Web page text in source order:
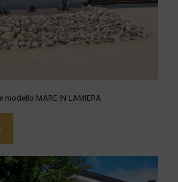
modello MARE IN LAMIERA